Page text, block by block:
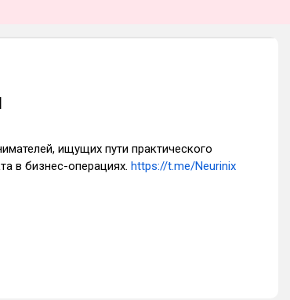
ищущих пути практического
в бизнес-операциях. https://t.me/Neurinix